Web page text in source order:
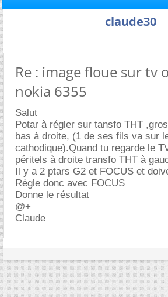
claude30
Re : image floue sur tv
nokia 6355
Salut
Potar à régler sur tansfo THT
bas à droite, (1 de ses fils va sur
cathodique).Quand tu regarde le
péritels à droite transfo THT à
Il y a 2 ptars G2 et FOCUS et
Règle donc avec FOCUS
Donne le résultat
@+
Claude